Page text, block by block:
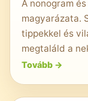
A nonogram
magyarázata.
tippekkel és
megtaláld a
Tovább ->